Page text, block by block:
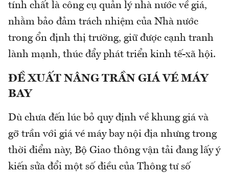
tính chất là công cụ quản lý nhà nước về giá,
nhằm bảo đảm trách nhiệm của Nhà nước
trong ổn định thị trường, giữ được cạnh tranh
lành mạnh, thúc đẩy phát triển kinh tế-xã hội.
ĐỀ XUẤT NÂNG TRẦN GIÁ VÉ MÁY
BAY
Dù chưa đến lúc bỏ quy định về khung giá và
gỡ trần với giá vé máy bay nội địa nhưng trong
thời điểm này, Bộ Giao thông vận tải đang lấy ý
kiến sửa đổi một số điều của Thông tư số